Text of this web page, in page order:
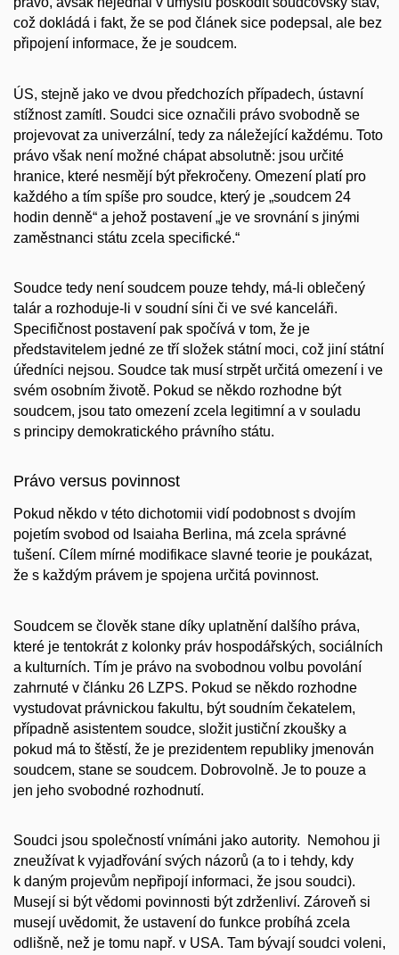
což dokládá i fakt, že se pod článek sice podepsal, ale bez
připojení informace, že je soudcem.
ÚS, stejně jako ve dvou předchozích případech, ústavní
stížnost zamítl. Soudci sice označili právo svobodně se
projevovat za univerzální, tedy za náležející každému. Toto
právo však není možné chápat absolutně: jsou určité
hranice, které nesmějí být překročeny. Omezení platí pro
každého a tím spíše pro soudce, který je „soudcem 24
hodin denně“ a jehož postavení „je ve srovnání s jinými
zaměstnanci státu zcela specifické.“
Soudce tedy není soudcem pouze tehdy, má-li oblečený
talár a rozhoduje-li v soudní síni či ve své kanceláři.
Specifičnost postavení pak spočívá v tom, že je
představitelem jedné ze tří složek státní moci, což jiní státní
úředníci nejsou. Soudce tak musí strpět určitá omezení i ve
svém osobním životě. Pokud se někdo rozhodne být
soudcem, jsou tato omezení zcela legitimní a v souladu
s principy demokratického právního státu.
Právo versus povinnost
Pokud někdo v této dichotomii vidí podobnost s dvojím
pojetím svobod od Isaiaha Berlina, má zcela správné
tušení. Cílem mírné modifikace slavné teorie je poukázat,
že s každým právem je spojena určitá povinnost.
Soudcem se člověk stane díky uplatnění dalšího práva,
které je tentokrát z kolonky práv hospodářských, sociálních
a kulturních. Tím je právo na svobodnou volbu povolání
zahrnuté v článku 26 LZPS. Pokud se někdo rozhodne
vystudovat právnickou fakultu, být soudním čekatelem,
případně asistentem soudce, složit justiční zkoušky a
pokud má to štěstí, že je prezidentem republiky jmenován
soudcem, stane se soudcem. Dobrovolně. Je to pouze a
jen jeho svobodné rozhodnutí.
Soudci jsou společností vnímáni jako autority. Nemohou ji
zneužívat k vyjadřování svých názorů (a to i tehdy, kdy
k daným projevům nepřipojí informaci, že jsou soudci).
Musejí si být vědomi povinnosti být zdrženliví. Zároveň si
musejí uvědomit, že ustavení do funkce probíhá zcela
odlišně, než je tomu např. v USA. Tam bývají soudci voleni,